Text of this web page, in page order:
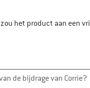
het product aan een